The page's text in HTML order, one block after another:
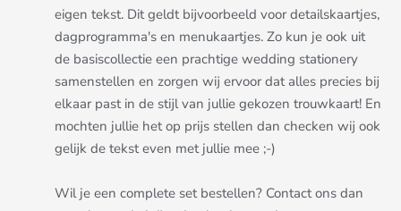
eigen tekst. Dit geldt bijvoorbeeld voor detailskaartjes,
dagprogramma's en menukaartjes. Zo kun je ook uit
de basiscollectie een prachtige wedding stationery
samenstellen en zorgen wij ervoor dat alles precies bij
elkaar past in de stijl van jullie gekozen trouwkaart! En
mochten jullie het op prijs stellen dan checken wij ook
gelijk de tekst even met jullie mee ;-)
Wil je een complete set bestellen? Contact ons dan